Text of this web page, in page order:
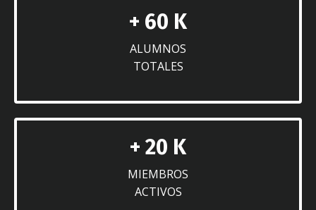
+ 60 K
ALUMNOS
TOTALES
+ 20 K
MIEMBROS
ACTIVOS